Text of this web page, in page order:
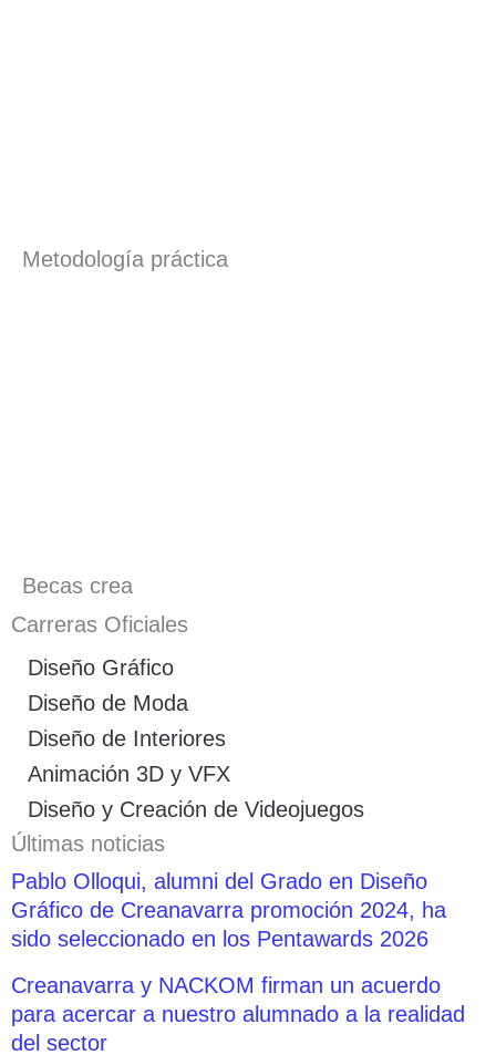
Metodología práctica
Becas crea
Carreras Oficiales
Diseño Gráfico
Diseño de Moda
Diseño de Interiores
Animación 3D y VFX
Diseño y Creación de Videojuegos
Últimas noticias
Pablo Olloqui, alumni del Grado en Diseño
Gráfico de Creanavarra promoción 2024, ha
sido seleccionado en los Pentawards 2026
Creanavarra y NACKOM firman un acuerdo
para acercar a nuestro alumnado a la realidad
del sector